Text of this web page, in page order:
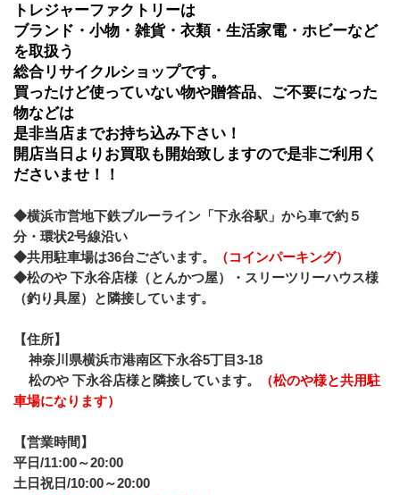
トレジャーファクトリーは
ブランド・小物・雑貨・衣類・生活家電・ホビーなど
を取扱う
総合リサイクルショップです。
買ったけど使っていない物や贈答品、ご不要になった
物などは
是非当店までお持ち込み下さい！
開店当日よりお買取も開始致しますので是非ご利用く
ださいませ！！
◆横浜市営地下鉄ブルーライン「下永谷駅」から車で約５
分・環状2号線沿い
◆共用駐車場は36台ございます。
（コインパーキング）
◆松のや 下永谷店様（とんかつ屋）・スリーツリーハウス様
（釣り具屋）と隣接しています。
【住所】
神奈川県横浜市港南区下永谷5丁目3-18
松のや 下永谷店様と隣接しています。
（松のや様と共用駐
車場になります）
【営業時間】
平日/11:00～20:00
土日祝日/10:00～20:00